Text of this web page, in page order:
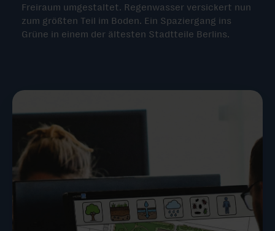
Freiraum umgestaltet. Regenwasser versickert nun
zum größten Teil im Boden. Ein Spaziergang ins
Grüne in einem der ältesten Stadtteile Berlins.